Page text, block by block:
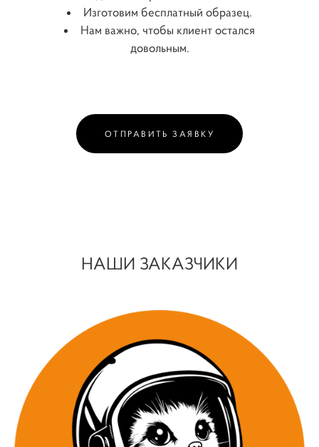
Изготовим бесплатный образец.
Нам важно, чтобы клиент остался
довольным.
ОТПРАВИТЬ ЗАЯВКУ
НАШИ ЗАКАЗЧИКИ